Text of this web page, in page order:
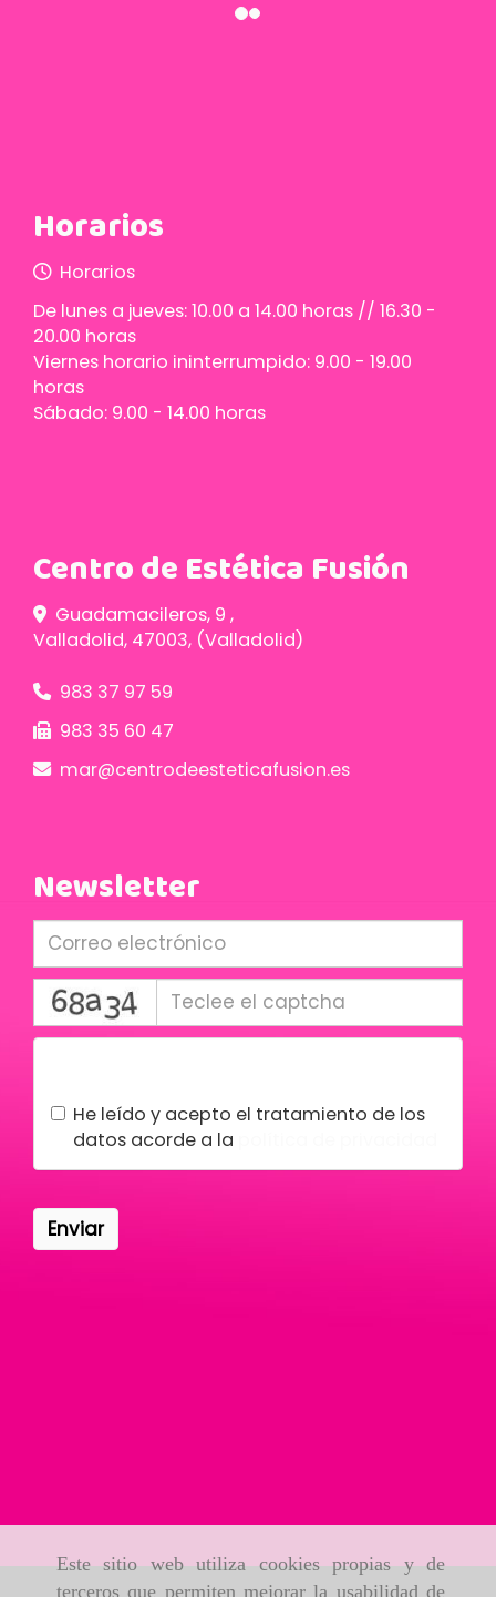
Este sitio web utiliza cookies propias y de
terceros que permiten mejorar la usabilidad de
Horarios
Horarios
De lunes a jueves: 10.00 a 14.00 horas // 16.30 -
20.00 horas
Viernes horario ininterrumpido: 9.00 - 19.00
horas
Sábado: 9.00 - 14.00 horas
Centro de Estética Fusión
Guadamacileros, 9 ,
Valladolid, 47003, (Valladolid)
983 37 97 59
983 35 60 47
mar
centrodeesteticafusion.es
Newsletter
captcha
He leído y acepto el tratamiento de los
datos acorde a la
Enviar